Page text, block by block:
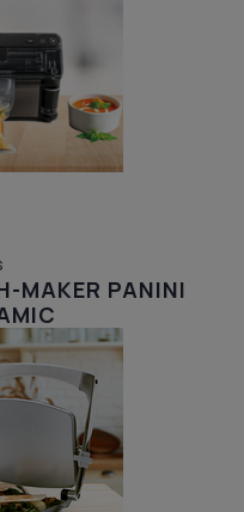
MAKER PANINI